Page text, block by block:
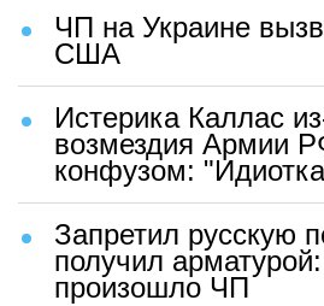
ЧП на Украине
США
Истерика Каллас
возмездия Армии
конфузом:
Запретил русскую
получил
произошло ЧП